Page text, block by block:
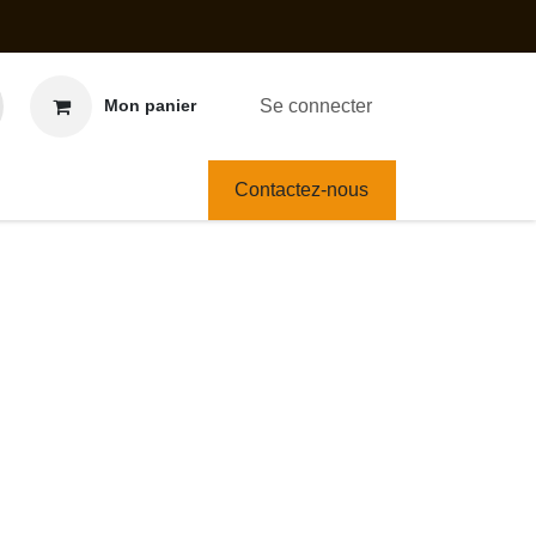
Mon panier Se connecter
Contactez-nous